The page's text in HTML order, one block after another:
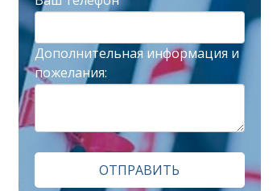
Дополнительная информация и
пожелания:
ОТПРАВИТЬ